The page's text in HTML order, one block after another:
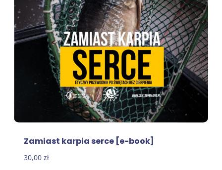
Zamiast karpia serce [e-book]
30,00 zł